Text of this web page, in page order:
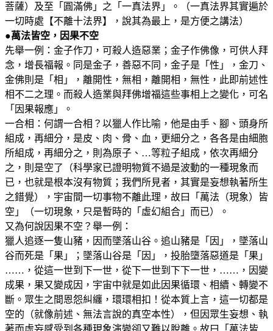
菩薩）及至「圓滿佛」之「一真法界」。（一真法界其實遍於
一切時處【不離十法界】，說其為最上，是方便之講法）
●萬法皆空，因果不空
先舉一例：金子作刀，可殺人造惡業；金子作佛像，可供人拜
念，增長福報。同是金子，善惡不同，金子是「性」，金刀、
金佛則是「相」，離開性，無相，離開相，無性，此即前述性
相不二之理。而殺人造業與拜佛增福這些事相上之變化，可名
「因果報應」。
一合相：何謂一合相？以獵人作比喻，他是由手、腳、頭身所
組成，再細分，是皮、肉、骨、血，更細分之，各各是由細胞
所組成，再細分之，則為原子、…等粒子組成，依次再細分
之，則是空了（科學家已證明物質不過是波動的一種現象而
已，也就是根本沒有物質；我們所見者，其實是妄想執著所生
之錯覺），宇宙間一切事物不離此理，故曰「萬法（現象）皆
空」（一切現象，只是暫時的「虛幻組合」而已）。
又為何說因果不空？舉一例：
獵人追逐一隻山豬，因而墜落山谷。追山豬是「因」，墜落山
谷而死是「果」；墜落山谷是「因」，投胎墮落惡道是「果」
……，從這一世到下一世，從下一世到下下一世，……，因變
成果，果又變成因，宇宙中就是如此因果循環、相續、轉變不
斷。眾生之間恩怨糾纏，環環相扣！從本質上言，這一切都是
空的（就像前述、無法言說的真空本性），但因眾生妄想、執
著而虛妄感受到各種現象演變卻又難以脫離。故曰「萬法皆